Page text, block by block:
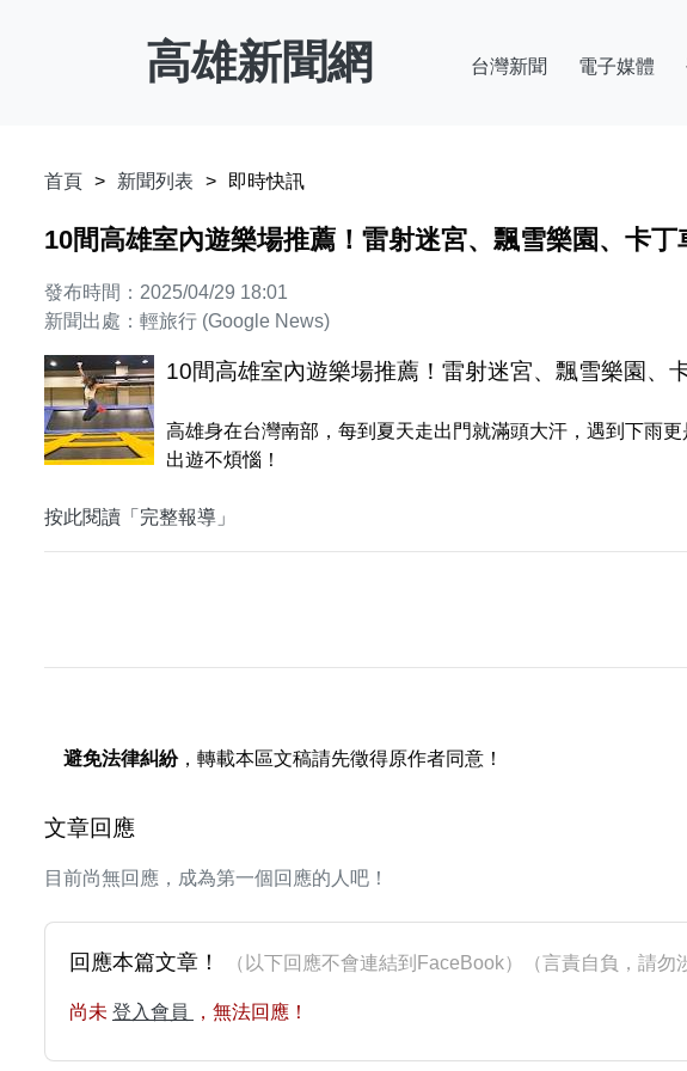
高雄新聞網 台灣新聞 電子媒體
首頁 新聞列表 即時快訊
10間高雄室內遊樂場推薦！雷射迷宮、飄雪樂園、卡丁
發布時間：2025/04/29 18:01
新聞出處：輕旅行 (Google News)
10間高雄室內遊樂場推薦！雷射迷宮、飄雪樂園、
高雄身在台灣南部，每到夏天走出門就滿頭大汗，遇到下雨
出遊不煩惱！
按此閱讀「完整報導」
避免法律糾紛，轉載本區文稿請先徵得原作者同意！
文章回應
目前尚無回應，成為第一個回應的人吧！
回應本篇文章！ （以下回應不會連結到FaceBook）（言責自負，請勿
尚未 登入會員 ，無法回應！